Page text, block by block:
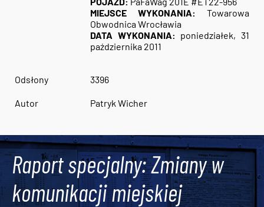
MIEJSCE WYKONANIA:
Towarowa
Obwodnica Wrocławia
DATA WYKONANIA: poniedziałek, 31
października 2011
Odsłony 3396
Autor Patryk Wicher
Raport specjalny: Zmiany w
komunikacji miejskiej